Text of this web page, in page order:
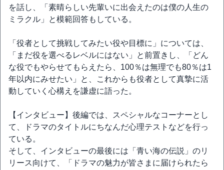
を話し、「素晴らしい先輩いに出会えたのは僕の人生の
ミラクル」と模範回答もしている。
「役者として挑戦してみたい役や目標に」については、
「まだ役を選べるレベルにはない」と前置きし、「どん
な役でもやらせてもらえたら、100％は無理でも80％は1
年以内にみせたい」と、これからも役者として真摯に活
動していく心構えを謙虚に語った。
【インタビュー】後編では、スペシャルなコーナーとし
て、ドラマのタイトルにちなんだ心理テストなどを行っ
ている。
そして、インタビューの最後には「青い海の伝説」のリ
リース向けて、「ドラマの魅力が皆さまに届けられたら